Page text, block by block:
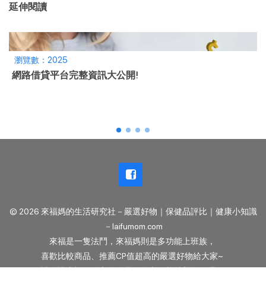
延伸閱讀
瀏覽數：2025
網路借貸平台完整資訊大公開!
© 2026 來福媽的生活研究社－嚴選好物｜保健品評比｜健康小知識
－laifumom.com
來福是一隻法鬥，來福媽則是多功能上班族，
喜歡比較商品、推薦CP值超高的嚴選好物給大家~